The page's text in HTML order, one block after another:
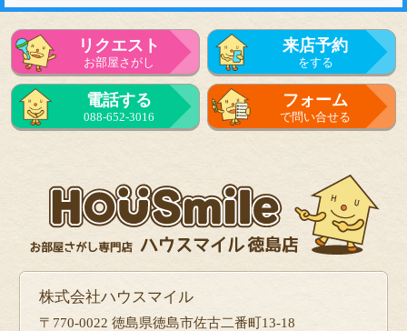
リクエスト
お部屋さがし
来店予約
をする
電話する
088-652-3016
フォーム
で問い合せる
株式会社ハウスマイル
〒770-0022 徳島県徳島市佐古二番町13-18